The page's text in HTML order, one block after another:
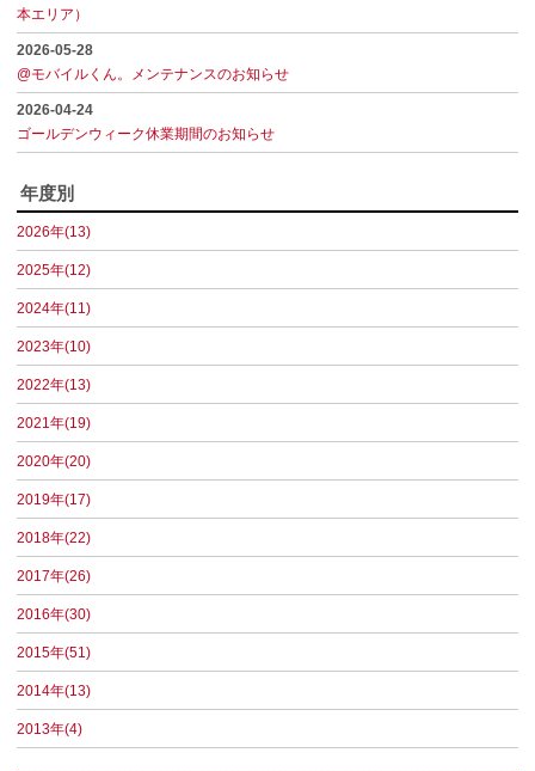
本エリア）
2026-05-28
@モバイルくん。メンテナンスのお知らせ
2026-04-24
ゴールデンウィーク休業期間のお知らせ
年度別
2026年(13)
2025年(12)
2024年(11)
2023年(10)
2022年(13)
2021年(19)
2020年(20)
2019年(17)
2018年(22)
2017年(26)
2016年(30)
2015年(51)
2014年(13)
2013年(4)